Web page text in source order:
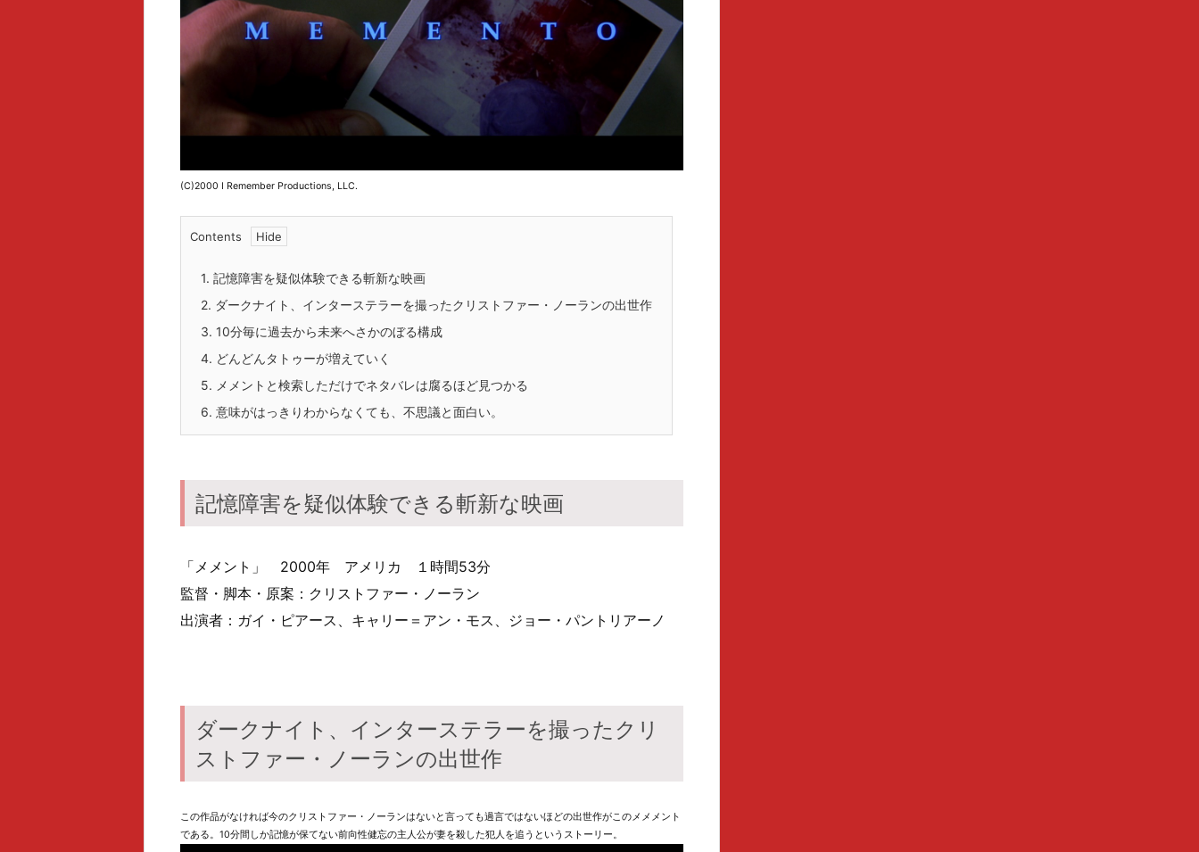
(C)2000 I Remember Productions, LLC.
Contents
1. 記憶障害を疑似体験できる斬新な映画
2. ダークナイト、インターステラーを撮ったクリストファー・ノーランの出世作
3. 10分毎に過去から未来へさかのぼる構成
4. どんどんタトゥーが増えていく
5. メメントと検索しただけでネタバレは腐るほど見つかる
6. 意味がはっきりわからなくても、不思議と面白い。
記憶障害を疑似体験できる斬新な映画
「メメント」 2000年 アメリカ １時間53分
監督・脚本・原案：クリストファー・ノーラン
出演者：ガイ・ピアース、キャリー＝アン・モス、ジョー・パントリアーノ
ダークナイト、インターステラーを撮ったクリ
ストファー・ノーランの出世作
この作品がなければ今のクリストファー・ノーランはないと言っても過言ではないほどの出世作がこのメメメント
である。10分間しか記憶が保てない前向性健忘の主人公が妻を殺した犯人を追うというストーリー。